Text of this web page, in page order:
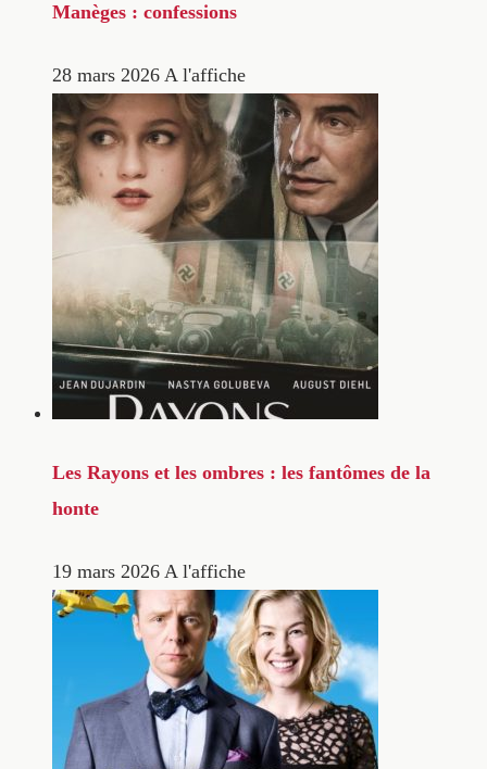
Manèges : confessions
28 mars 2026 A l'affiche
Les Rayons et les ombres : les fantômes de la
honte
19 mars 2026 A l'affiche